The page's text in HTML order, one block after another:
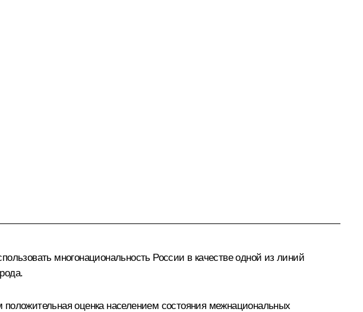
многонациональность России в качестве одной из линий
оценка населением состояния межнациональных